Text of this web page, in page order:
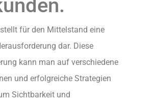
für den Mittelstand eine
dar. Diese
kann man auf verschiedene
und erfolgreiche Strategien
Sichtbarkeit und